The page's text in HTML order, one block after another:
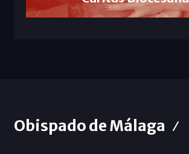
Obispado de Málaga